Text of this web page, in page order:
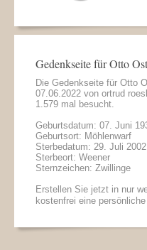
Gedenkseite für Otto
Die Gedenkseite für Otto
07.06.2022 von ortrud
1.579 mal besucht.
Geburtsdatum: 07. Juni
Geburtsort: Möhlenwarf
Sterbedatum: 29. Juli 2002
Sterbeort: Weener
Sternzeichen: Zwillinge
Erstellen Sie jetzt in nur
kostenfrei eine